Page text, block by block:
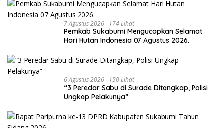
7 Agustus 2026 174 Lihat
Pemkab Sukabumi Mengucapkan Selamat
Hari Hutan Indonesia 07 Agustus 2026.
6 Agustus 2026 150 Lihat
“3 Peredar Sabu di Surade Ditangkap, Polisi
Ungkap Pelakunya”